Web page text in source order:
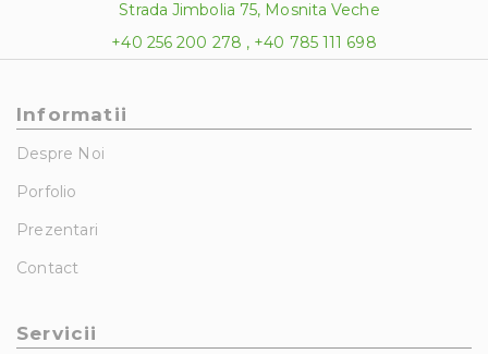
Strada Jimbolia 75, Mosnita Veche
+40 256 200 278 , +40 785 111 698
Informatii
Despre Noi
Porfolio
Prezentari
Contact
Servicii